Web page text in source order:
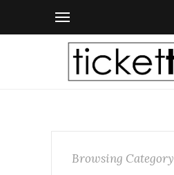
Browsing Category